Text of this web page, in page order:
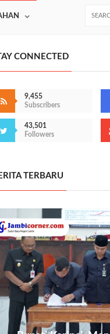
CONNECTED
9,455
Subscribers
43,501
Followers
TERBARU